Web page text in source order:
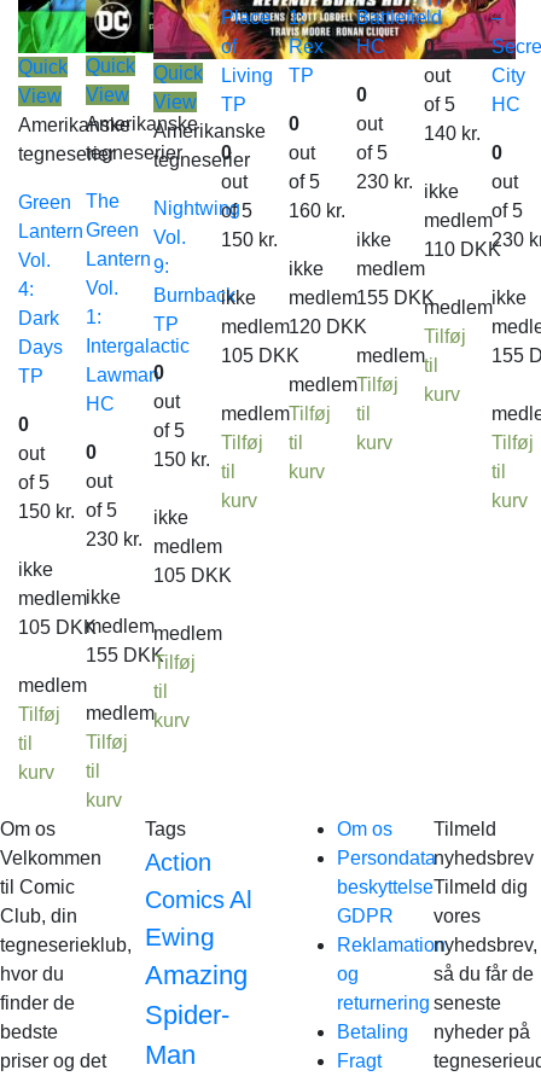
Quick
View
Amerikanske
tegneserier
Green
Lantern
Vol.
4:
Dark
Days
TP
0
out
of 5
150 kr.
ikke
medlem
105 DKK
medlem
Tilføj
til
kurv
Quick
View
Amerikanske
tegneserier
The
Green
Lantern
Vol.
1:
Intergalactic
Lawman
HC
0
out
of 5
230 kr.
ikke
medlem
155 DKK
medlem
Tilføj
til
kurv
Quick
View
Amerikanske
tegneserier
Nightwing
Vol.
9:
Burnback
TP
0
out
of 5
150 kr.
ikke
medlem
105 DKK
medlem
Tilføj
til
kurv
Place
of
Living
TP
0
out
of 5
150 kr.
ikke
medlem
105 DKK
medlem
Tilføj
til
kurv
1:
Rex
TP
0
out
of 5
160 kr.
ikke
medlem
120 DKK
medlem
Tilføj
til
kurv
Battlefield
HC
0
out
of 5
230 kr.
ikke
medlem
155 DKK
medlem
Tilføj
til
kurv
0
out
of 5
140 kr.
ikke
medlem
110 DKK
medlem
Tilføj
til
kurv
–
City
HC
0
out
of 5
230
ikke
155
Tilføj
til
kurv
Om os
Velkommen
til Comic
Club, din
tegneserieklub,
hvor du
finder de
bedste
priser og det
Tags
Action
Comics Al
Ewing
Amazing
Spider-
Man
Om os
Persondata
beskyttelse
GDPR
Reklamation
og
returnering
Betaling
Fragt
Tilmeld
nyhedsbrev
Tilmeld dig
vores
nyhedsbrev,
så du får de
seneste
nyheder på